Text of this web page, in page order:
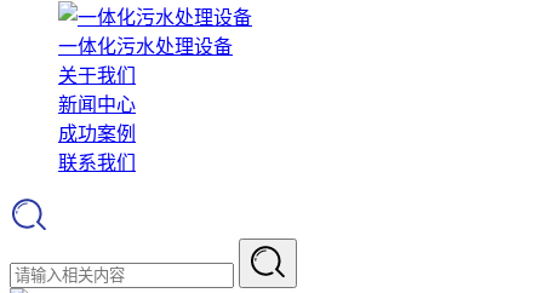
一体化污水处理设备
关于我们
新闻中心
成功案例
联系我们